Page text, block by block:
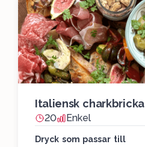
Italiensk charkbricka
20 Enkel
Dryck som passar till